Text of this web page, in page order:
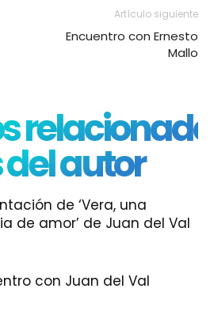
Artículo siguiente
Encuentro con Ernesto
Mallo
autor
de ‘Vera, una
de amor’ de Juan del Val
con Juan del Val